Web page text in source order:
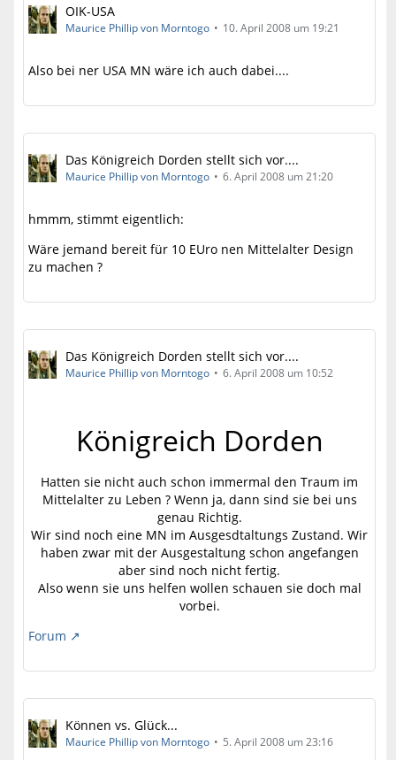
OIK-USA
Maurice Phillip von Morntogo 10. April 2008 um 19:21
Also bei ner USA MN wäre ich auch dabei....
Das Königreich Dorden stellt sich vor....
Maurice Phillip von Morntogo 6. April 2008 um 21:20
hmmm, stimmt eigentlich:
Wäre jemand bereit für 10 EUro nen Mittelalter Design
zu machen ?
Das Königreich Dorden stellt sich vor....
Maurice Phillip von Morntogo 6. April 2008 um 10:52
Königreich Dorden
Hatten sie nicht auch schon immermal den Traum im
Mittelalter zu Leben ? Wenn ja, dann sind sie bei uns
genau Richtig.
Wir sind noch eine MN im Ausgesdtaltungs Zustand. Wir
haben zwar mit der Ausgestaltung schon angefangen
aber sind noch nicht fertig.
Also wenn sie uns helfen wollen schauen sie doch mal
vorbei.
Forum
Können vs. Glück...
Maurice Phillip von Morntogo 5. April 2008 um 23:16